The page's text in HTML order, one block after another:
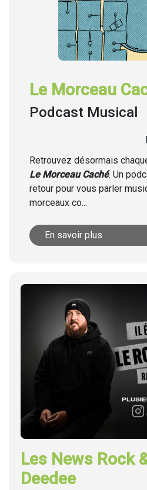
Le Morceau
Podcast Musical
Retrouvez désormais
Le Morceau Caché. Un
retour pour vous parler
morceaux co...
En savoir plus
Les News Rock
Deedee